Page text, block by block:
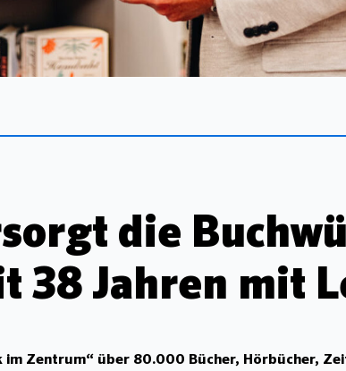
die
38 Jahren mit
Zentrum“ über 80.000 Bücher, Hörbücher,